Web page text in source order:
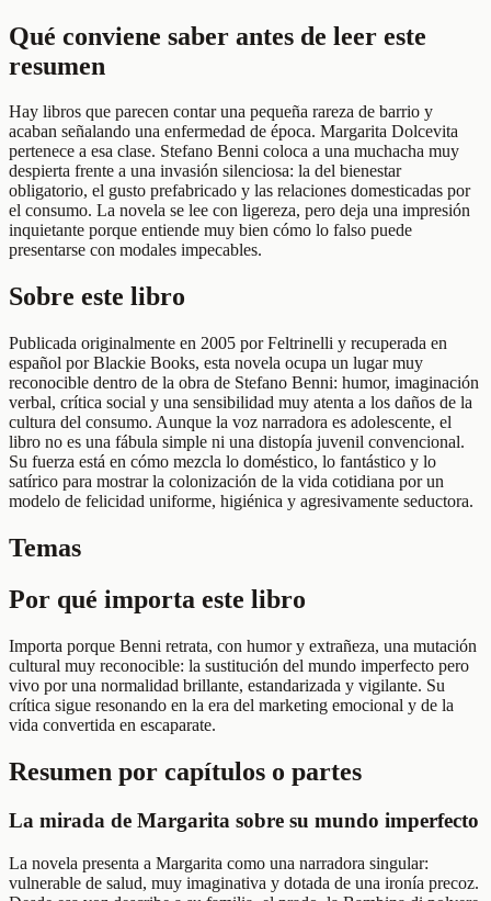
Qué conviene saber antes de leer este
resumen
Hay libros que parecen contar una pequeña rareza de barrio y
acaban señalando una enfermedad de época. Margarita Dolcevita
pertenece a esa clase. Stefano Benni coloca a una muchacha muy
despierta frente a una invasión silenciosa: la del bienestar
obligatorio, el gusto prefabricado y las relaciones domesticadas por
el consumo. La novela se lee con ligereza, pero deja una impresión
inquietante porque entiende muy bien cómo lo falso puede
presentarse con modales impecables.
Sobre este libro
Publicada originalmente en 2005 por Feltrinelli y recuperada en
español por Blackie Books, esta novela ocupa un lugar muy
reconocible dentro de la obra de Stefano Benni: humor, imaginación
verbal, crítica social y una sensibilidad muy atenta a los daños de la
cultura del consumo. Aunque la voz narradora es adolescente, el
libro no es una fábula simple ni una distopía juvenil convencional.
Su fuerza está en cómo mezcla lo doméstico, lo fantástico y lo
satírico para mostrar la colonización de la vida cotidiana por un
modelo de felicidad uniforme, higiénica y agresivamente seductora.
Temas
Por qué importa este libro
Importa porque Benni retrata, con humor y extrañeza, una mutación
cultural muy reconocible: la sustitución del mundo imperfecto pero
vivo por una normalidad brillante, estandarizada y vigilante. Su
crítica sigue resonando en la era del marketing emocional y de la
vida convertida en escaparate.
Resumen por capítulos o partes
La mirada de Margarita sobre su mundo imperfecto
La novela presenta a Margarita como una narradora singular:
vulnerable de salud, muy imaginativa y dotada de una ironía precoz.